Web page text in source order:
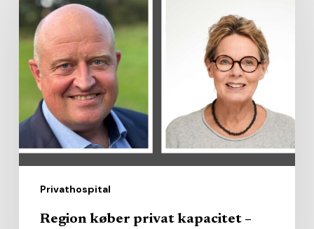
Privathospital
køber
privat
kapacitet
branchen
brede
modellen
Region køber privat kapacitet –